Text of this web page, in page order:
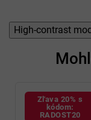
High-contrast
Zľava 20% s
kódom:
RADOST20